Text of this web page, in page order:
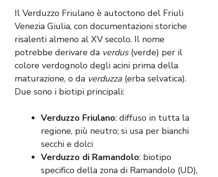
Il Verduzzo Friulano è autoctono del Friuli
Venezia Giulia, con documentazioni storiche
risalenti almeno al XV secolo. Il nome
potrebbe derivare da verdus(verde) per il
colore verdognolo degli acini prima della
maturazione, o da verduzza (erba selvatica).
Due sono i biotipi principali:
Verduzzo Friulano: diffuso in tutta la
regione, più neutro; si usa per bianchi
secchi e dolci
Verduzzo di Ramandolo: biotipo
specifico della zona di Ramandolo (UD),